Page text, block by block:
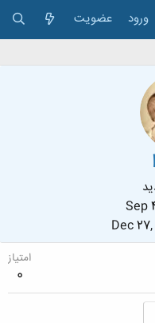
ورود عضویت
Sep
Dec 27,
امتیاز
0